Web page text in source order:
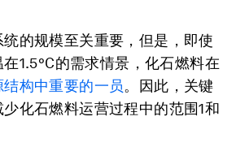
的规模至关重要，但是，即使
1.5°C的需求情景，化石燃料在
结构中重要的一员。因此，关键
化石燃料运营过程中的范围1和